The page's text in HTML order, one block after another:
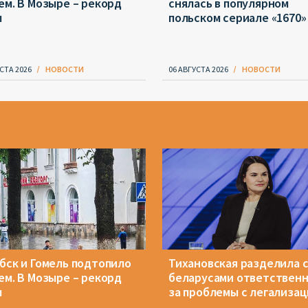
В Мозыре – рекорд
2026 НОВОСТИ
снялась в популярном
польском сериале «1670»
06 АВГУСТА 2026 НОВОСТИ
и Гомель подтопило
В Мозыре – рекорд
Тихановская разделила с
беларусами
за проблемы с